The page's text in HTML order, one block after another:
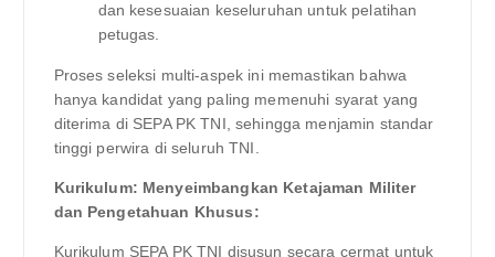
dan kesesuaian keseluruhan untuk pelatihan
petugas.
Proses seleksi multi-aspek ini memastikan bahwa
hanya kandidat yang paling memenuhi syarat yang
diterima di SEPA PK TNI, sehingga menjamin standar
tinggi perwira di seluruh TNI.
Kurikulum: Menyeimbangkan Ketajaman Militer
dan Pengetahuan Khusus:
Kurikulum SEPA PK TNI disusun secara cermat untuk